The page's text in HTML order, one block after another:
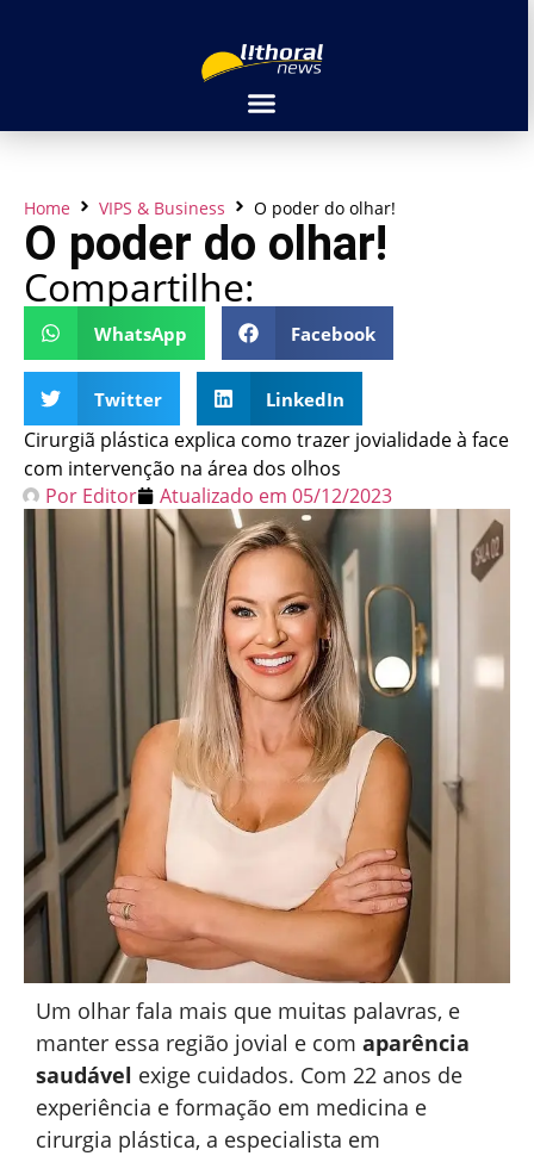
Home VIPS & Business O poder do olhar!
O poder do olhar!
Compartilhe:
WhatsApp Facebook
Twitter LinkedIn
Cirurgiã plástica explica como trazer jovialidade à face
com intervenção na área dos olhos
Por Editor Atualizado em 05/12/2023
Um olhar fala mais que muitas palavras, e
manter essa região jovial e com aparência
saudável exige cuidados. Com 22 anos de
experiência e formação em medicina e
cirurgia plástica, a especialista em